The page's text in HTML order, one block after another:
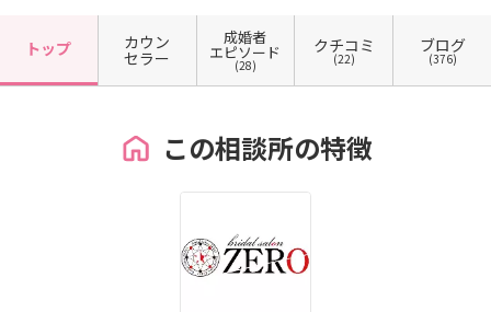
トップ カウン
セラー
成婚者
エピソード
(28)
クチコミ
(22)
ブログ
(376)
この相談所の特徴